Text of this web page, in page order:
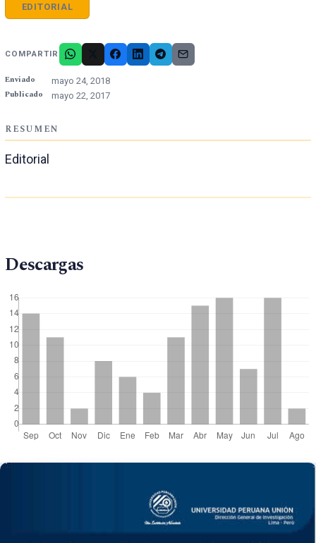
EDITORIAL
COMPARTIR
Enviado mayo 24, 2018
Publicado mayo 22, 2017
RESUMEN
Editorial
Descargas